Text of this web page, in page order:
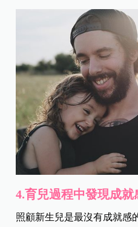
4.育兒過程中發現成就
照顧新生兒是最沒有成就感